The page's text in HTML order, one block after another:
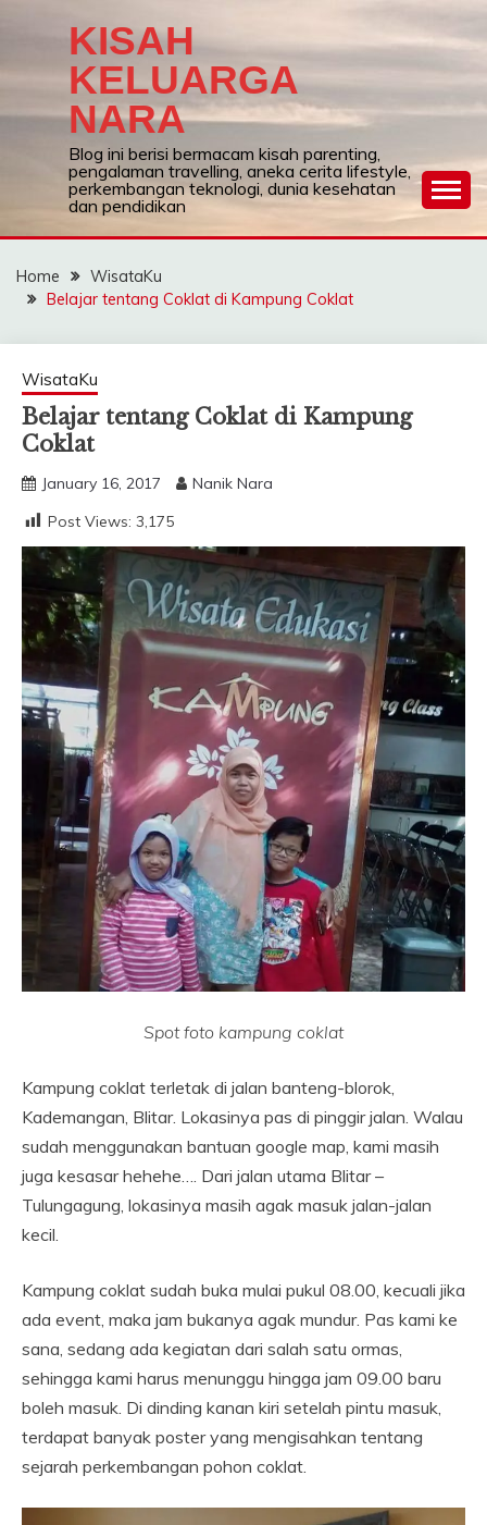
KISAH
KELUARGA
NARA
Blog ini berisi bermacam kisah parenting,
pengalaman travelling, aneka cerita lifestyle,
perkembangan teknologi, dunia kesehatan
dan pendidikan
Home
WisataKu
Belajar tentang Coklat di Kampung Coklat
WisataKu
Belajar tentang Coklat di Kampung
Coklat
January 16, 2017
Nanik Nara
Post Views: 3,175
Spot foto kampung coklat
Kampung coklat terletak di jalan banteng-blorok,
Kademangan, Blitar. Lokasinya pas di pinggir jalan. Walau
sudah menggunakan bantuan google map, kami masih
juga kesasar hehehe…. Dari jalan utama Blitar –
Tulungagung, lokasinya masih agak masuk jalan-jalan
kecil.
Kampung coklat sudah buka mulai pukul 08.00, kecuali jika
ada event, maka jam bukanya agak mundur. Pas kami ke
sana, sedang ada kegiatan dari salah satu ormas,
sehingga kami harus menunggu hingga jam 09.00 baru
boleh masuk. Di dinding kanan kiri setelah pintu masuk,
terdapat banyak poster yang mengisahkan tentang
sejarah perkembangan pohon coklat.